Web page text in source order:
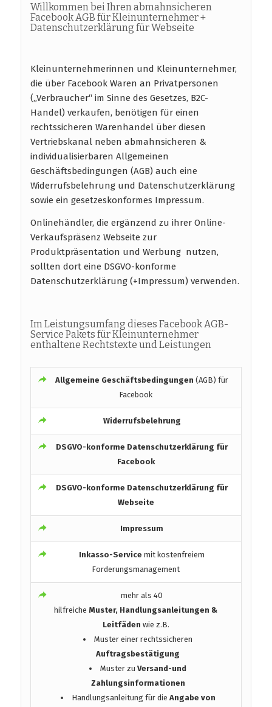
Willkommen bei Ihren abmahnsicheren
Facebook AGB für Kleinunternehmer +
Datenschutzerklärung für Webseite
Kleinunternehmerinnen und Kleinunternehmer,
die über Facebook Waren an Privatpersonen
(„Verbraucher“ im Sinne des Gesetzes, B2C-
Handel) verkaufen, benötigen für einen
rechtssicheren Warenhandel über diesen
Vertriebskanal neben abmahnsicheren &
individualisierbaren Allgemeinen
Geschäftsbedingungen (AGB) auch eine
Widerrufsbelehrung und Datenschutzerklärung
sowie ein gesetzeskonformes Impressum.
Onlinehändler, die ergänzend zu ihrer Online-
Verkaufspräsenz Webseite zur
Produktpräsentation und Werbung nutzen,
sollten dort eine DSGVO-konforme
Datenschutzerklärung (+Impressum) verwenden.
Im Leistungsumfang dieses Facebook AGB-
Service Pakets für Kleinunternehmer
enthaltene Rechtstexte und Leistungen
Allgemeine Geschäftsbedingungen (AGB) für
Facebook
Widerrufsbelehrung
DSGVO-konforme Datenschutzerklärung für
Facebook
DSGVO-konforme Datenschutzerklärung für
Webseite
Impressum
Inkasso-Service mit kostenfreiem
Forderungsmanagement
mehr als 40
hilfreicheMuster, Handlungsanleitungen &
Leitfäden wie z.B.
Muster einer rechtssicheren
Auftragsbestätigung
Muster zuVersand-und
Zahlungsinformationen
Handlungsanleitung für die Angabe von